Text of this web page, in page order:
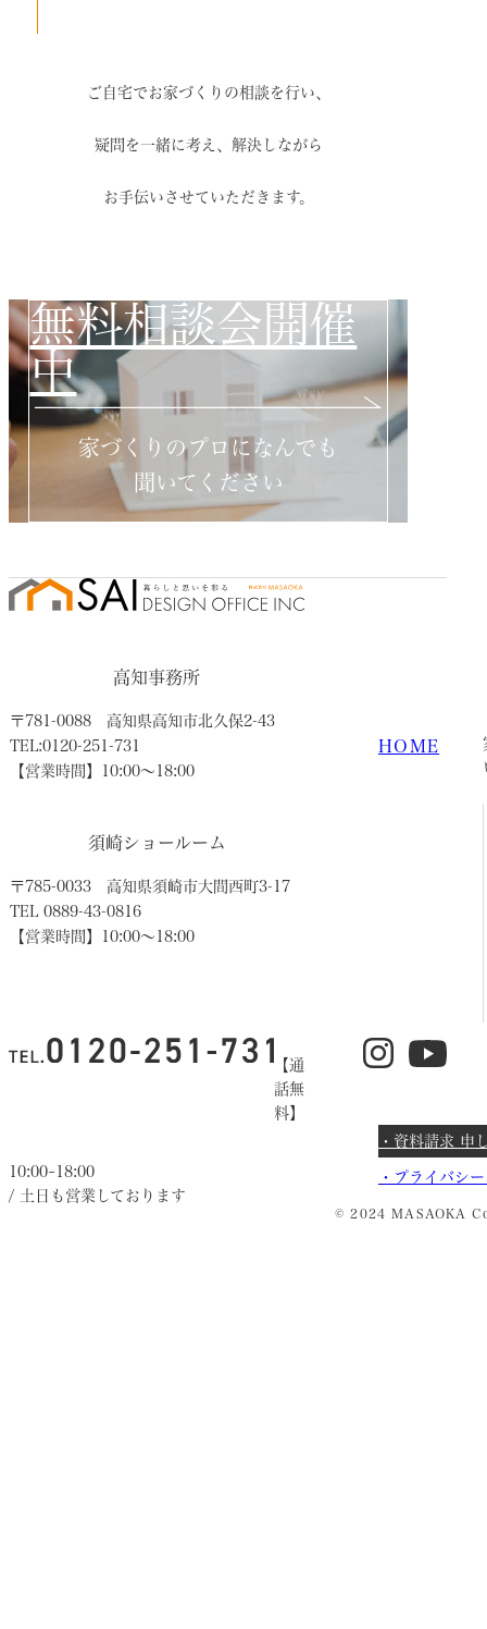
ご自宅でお家づくりの相談を行い、
疑問を一緒に考え、解決しながら
お手伝いさせていただきます。
無料相談会開催
中
家づくりのプロになんでも
聞いてください
高知事務所
〒781-0088 高知県高知市北久保2-43
TEL:0120-251-731
【営業時間】10:00〜18:00
須崎ショールーム
〒785-0033 高知県須崎市大間西町3-17
TEL 0889-43-0816
【営業時間】10:00〜18:00
【通
話無
料】
10:00~18:00
/ 土日も営業しております
HOME
・資料請求 申
・ プライバシ
© 2024 MASAOKA